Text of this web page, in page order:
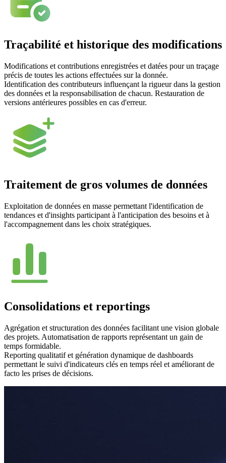
Traçabilité et historique des modifications
Modifications et contributions enregistrées et datées pour un traçage
précis de toutes les actions effectuées sur la donnée.
Identification des contributeurs influençant la rigueur dans la gestion
des données et la responsabilisation de chacun. Restauration de
versions antérieures possibles en cas d'erreur.
Traitement de gros volumes de données
Exploitation de données en masse permettant l'identification de
tendances et d'insights participant à l'anticipation des besoins et à
l'accompagnement dans les choix stratégiques.
Consolidations et reportings
Agrégation et structuration des données facilitant une vision globale
des projets. Automatisation de rapports représentant un gain de
temps formidable.
Reporting qualitatif et génération dynamique de dashboards
permettant le suivi d'indicateurs clés en temps réel et améliorant de
facto les prises de décisions.